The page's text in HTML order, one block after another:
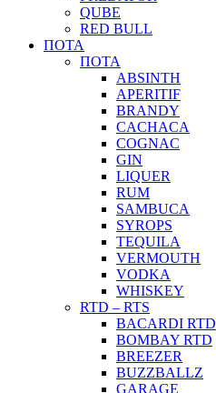
QUBE
RED BULL
ΠΟΤΑ
ΠΟΤΑ
ABSINTH
APERITIF
BRANDY
CACHACA
COGNAC
GIN
LIQUER
RUM
SAMBUCA
SYROPS
TEQUILA
VERMOUTH
VODKA
WHISKEY
RTD – RTS
BACARDI RTD
BOMBAY RTD
BREEZER
BUZZBALLZ
GARAGE